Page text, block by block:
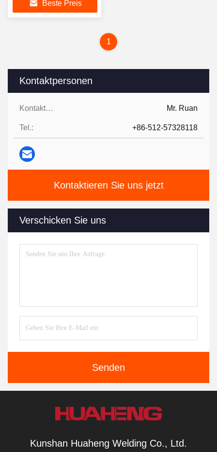
Kontaktpersonen
Kontaktpersonen: Mr. Ruan
Tel.: +86-512-57328118
Kontaktieren Sie uns jetzt
Verschicken Sie uns
Senden
Beste Preis
1
Kunshan Huaheng Welding Co., Ltd.